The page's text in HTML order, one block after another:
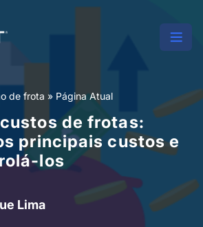
de frota » Página Atual
de frotas:
principais custos e
los
Lima